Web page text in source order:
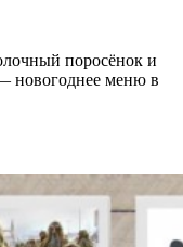
поросёнок и
новогоднее меню в